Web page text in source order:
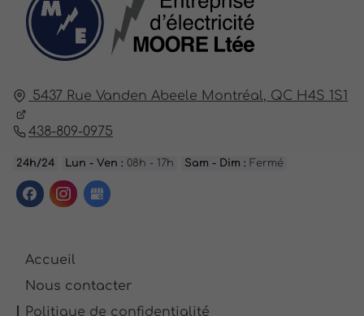
5437 Rue Vanden Abeele Montréal, QC H4S 1S1
438-809-0975
24h/24 Lun - Ven : 08h - 17h Sam - Dim : Fermé
Accueil
Nous contacter
Politique de confidentialité